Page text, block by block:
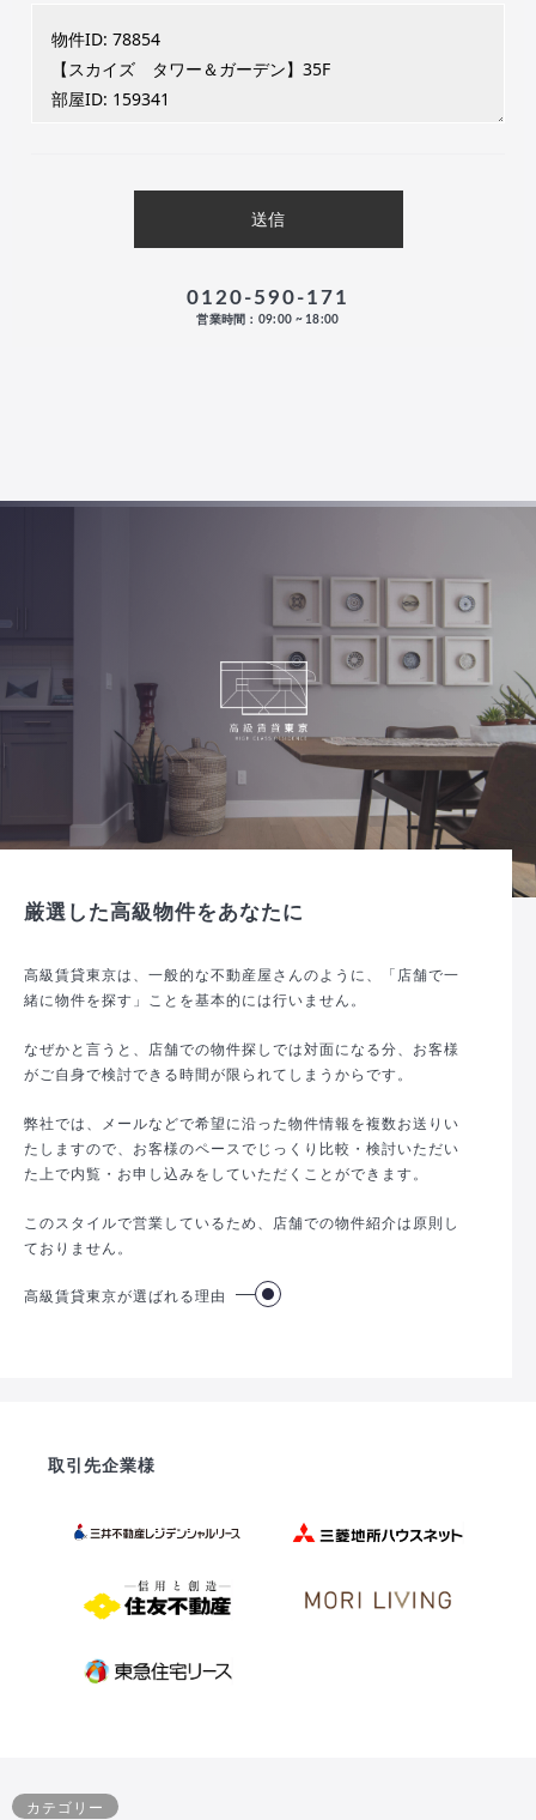
0120-590-171
営業時間：09:00 ~ 18:00
厳選した高級物件をあなたに
高級賃貸東京は、一般的な不動産屋さんのように、「店舗で一
緒に物件を探す」ことを基本的には行いません。
なぜかと言うと、店舗での物件探しでは対面になる分、お客様
がご自身で検討できる時間が限られてしまうからです。
弊社では、メールなどで希望に沿った物件情報を複数お送りい
たしますので、お客様のペースでじっくり比較・検討いただい
た上で内覧・お申し込みをしていただくことができます。
このスタイルで営業しているため、店舗での物件紹介は原則し
ておりません。
高級賃貸東京が選ばれる理由
取引先企業様
カテゴリー